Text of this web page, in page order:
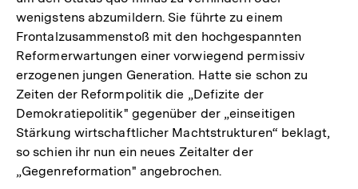
wenigstens abzumildern. Sie führte zu einem
Frontalzusammenstoß mit den hochgespannten
Reformerwartungen einer vorwiegend permissiv
erzogenen jungen Generation. Hatte sie schon zu
Zeiten der Reformpolitik die „Defizite der
Demokratiepolitik" gegenüber der „einseitigen
Stärkung wirtschaftlicher Machtstrukturen“ beklagt,
so schien ihr nun ein neues Zeitalter der
„Gegenreformation" angebrochen.